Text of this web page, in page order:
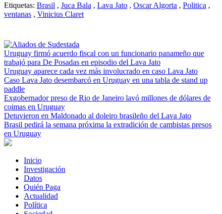
Etiquetas: Brasil , Juca Bala , Lava Jato , Oscar Algorta , Politica ,
ventanas , Vinicius Claret
Uruguay firmó acuerdo fiscal con un funcionario panameño que
trabajó para De Posadas en episodio del Lava Jato
Uruguay aparece cada vez más involucrado en caso Lava Jato
Caso Lava Jato desembarcó en Uruguay en una tabla de stand up
paddle
Exgobernador preso de Rio de Janeiro lavó millones de dólares de
coimas en Uruguay
Detuvieron en Maldonado al doleiro brasileño del Lava Jato
Brasil pedirá la semana próxima la extradición de cambistas presos
en Uruguay
Inicio
Investigación
Datos
Quién Paga
Actualidad
Política